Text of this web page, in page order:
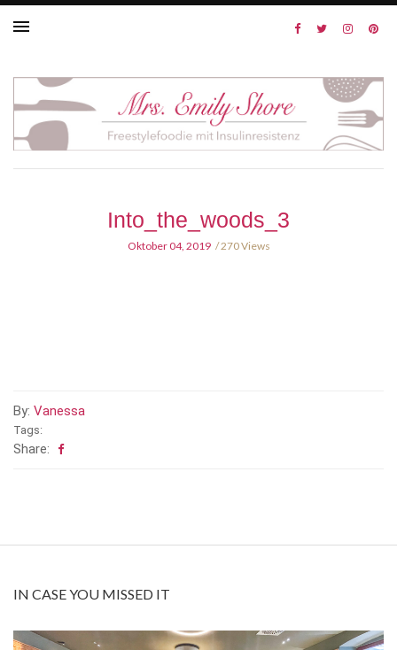
Into_the_woods_3
Oktober 04, 2019 270 Views
By: Vanessa
Tags:
Share:
IN CASE YOU MISSED IT